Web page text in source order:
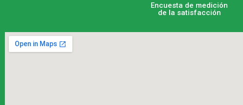
Encuesta de medición
de la satisfacción